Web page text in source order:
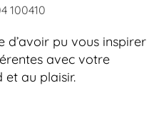
100410
d’avoir pu vous inspirer
avec votre
et au plaisir.